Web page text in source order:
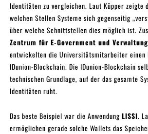
Identitäten zu vergleichen. Laut Küpper zeigte
welchen Stellen Systeme sich gegenseitig
über welche Schnittstellen dies möglich ist.
Zentrum für E-Government und
entwickelten die Universitätsmitarbeiter einen
IDunion-Blockchain. Die IDunion-Blockchain
technischen Grundlage, auf der das gesamte
Identitäten ruht.
Das beste Beispiel war die AnwendungLISSI.
ermöglichen gerade solche Wallets das